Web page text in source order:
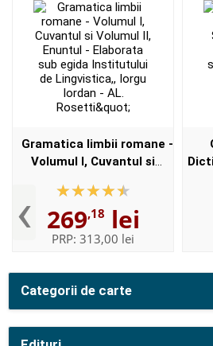
Categorii de carte
‹
Gramatica limbii romane -
Volumul I, Cuvantul si
Elaborata sub egida
Institutului de
Lingvistica,,...
269,18 lei
PRP: 313,00 lei